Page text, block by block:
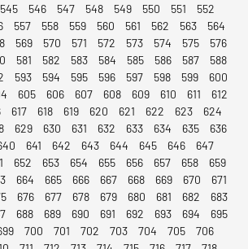
545 546 547 548 549 550 551
552
557 558 559 560 561 562 563
564
569 570 571 572 573 574 575
576
581 582 583 584 585 586 587
588
593 594 595 596 597 598 599
600
605 606 607 608 609 610 611
612
617 618 619 620 621 622 623
624
629 630 631 632 633 634 635
636
641 642 643 644 645 646
647
652 653 654 655 656 657 658
659
664 665 666 667 668 669 670
671
676 677 678 679 680 681 682
683
688 689 690 691 692 693 694
695
700 701 702 703 704 705
706